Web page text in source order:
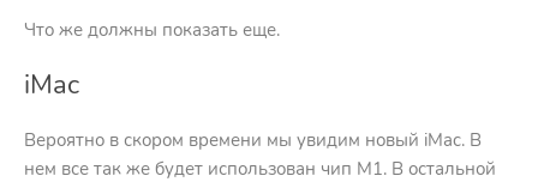
Что же должны показать еще.
iMac
Вероятно в скором времени мы увидим новый iMac. В
нем все так же будет использован чип M1. В остальной